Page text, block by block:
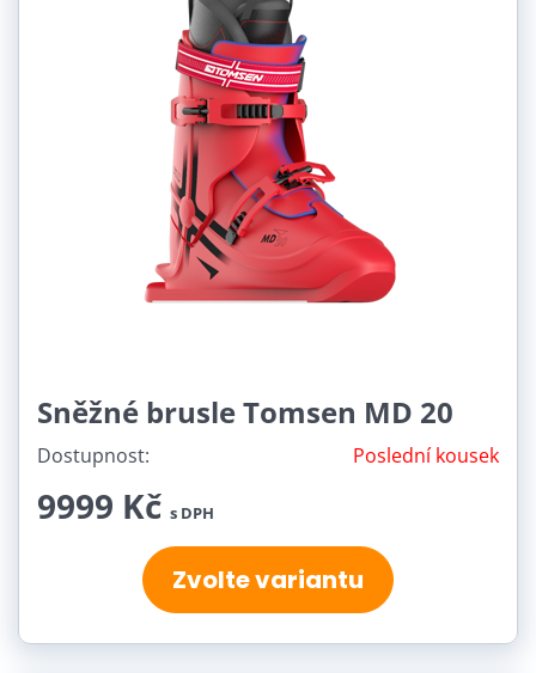
Sněžné brusle Tomsen MD 20
Dostupnost: Poslední kousek
9999 Kč s DPH
Zvolte variantu